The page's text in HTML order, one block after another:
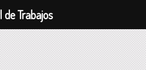
de Trabajos